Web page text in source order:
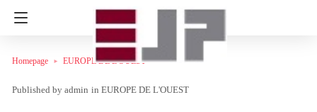
Homepage EUROPE DE L'OUEST
admin in EUROPE DE L'OUEST